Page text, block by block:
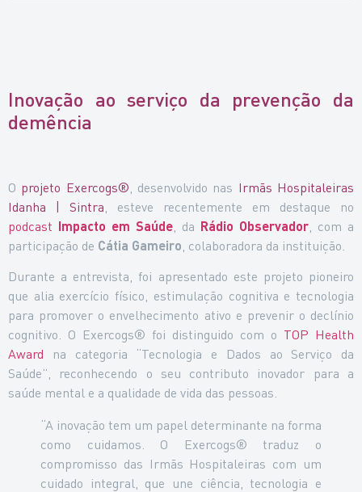
Inovação ao serviço da prevenção da
demência
O projeto Exercogs® , desenvolvido nas Irmãs Hospitaleiras
Idanha | Sintra , esteve recentemente em destaque no
podcast Impacto em Saúde , da Rádio Observador , com a
participação de Cátia Gameiro , colaboradora da instituição.
Durante a entrevista, foi apresentado este projeto pioneiro
que alia exercício físico, estimulação cognitiva e tecnologia
para promover o envelhecimento ativo e prevenir o declínio
cognitivo. O Exercogs® foi distinguido com o TOP Health
Award
na categoria “Tecnologia e Dados ao Serviço da
Saúde”, reconhecendo o seu contributo inovador para a
saúde mental e a qualidade de vida das pessoas.
“A inovação tem um papel determinante na forma
como cuidamos. O Exercogs® traduz o
compromisso das Irmãs Hospitaleiras com um
cuidado integral, que une ciência, tecnologia e